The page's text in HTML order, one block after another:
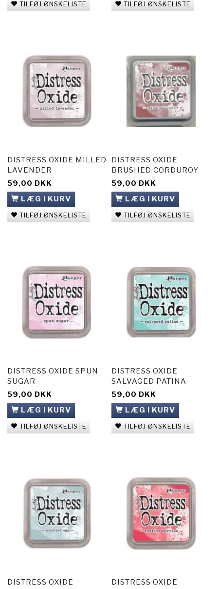
TILFØJ ØNSKELISTE TILFØJ ØNSKELISTE
DISTRESS OXIDE MILLED
LAVENDER
59,00 DKK
LÆG I KURV
TILFØJ ØNSKELISTE
DISTRESS OXIDE
BRUSHED CORDUROY
59,00 DKK
LÆG I KURV
TILFØJ ØNSKELISTE
DISTRESS OXIDE SPUN
SUGAR
59,00 DKK
LÆG I KURV
TILFØJ ØNSKELISTE
DISTRESS OXIDE
SALVAGED PATINA
59,00 DKK
LÆG I KURV
TILFØJ ØNSKELISTE
DISTRESS OXIDE
DISTRESS OXIDE